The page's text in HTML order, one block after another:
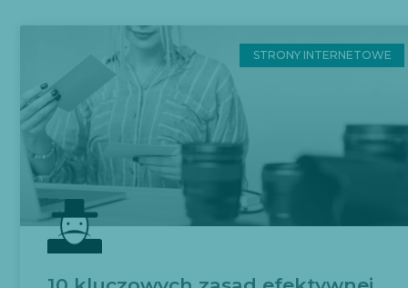
STRONY INTERNETOWE